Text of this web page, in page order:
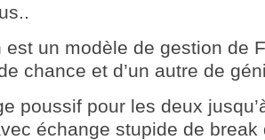
est un modèle de gestion de
chance et d’un autre de
poussif pour les deux
échange stupide de break